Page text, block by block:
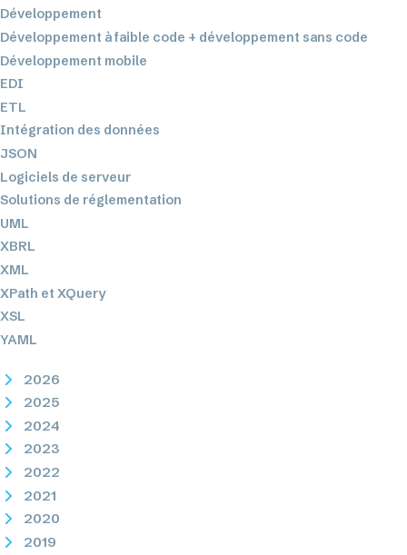
Développement
Développement à faible code + développement sans code
Développement mobile
EDI
ETL
Intégration des données
JSON
Logiciels de serveur
Solutions de réglementation
UML
XBRL
XML
XPath et XQuery
XSL
YAML
2026
2025
2024
2023
2022
2021
2020
2019